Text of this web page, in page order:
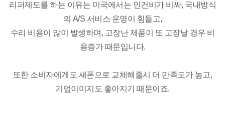
리퍼제도를 하는 이유는 미국에서는 인건비가 비싸, 국내방식
의 A/S 서비스 운영이 힘들고,
수리 비용이 많이 발생하며, 고장난 제품이 또 고장날 경우 비
용증가 때문입니다.
또한 소비자에게도 새폰으로 교체해줄시 더 만족도가 높고,
기업이미지도 좋아지기 때문이죠.